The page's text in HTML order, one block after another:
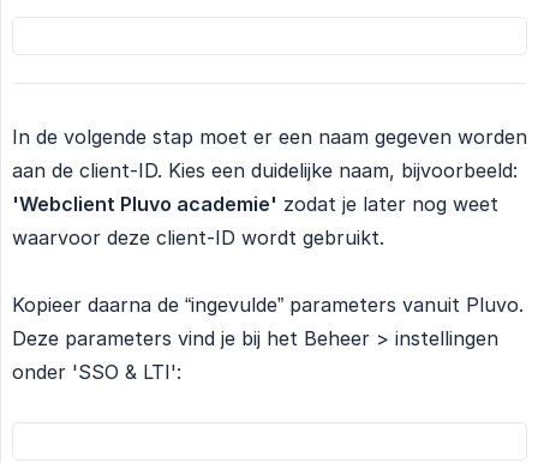
In de volgende stap moet er een naam gegeven worden
aan de client-ID. Kies een duidelijke naam, bijvoorbeeld:
'Webclient Pluvo academie' zodat je later nog weet
waarvoor deze client-ID wordt gebruikt.
Kopieer daarna de “ingevulde” parameters vanuit Pluvo.
Deze parameters vind je bij het Beheer > instellingen
onder 'SSO & LTI':